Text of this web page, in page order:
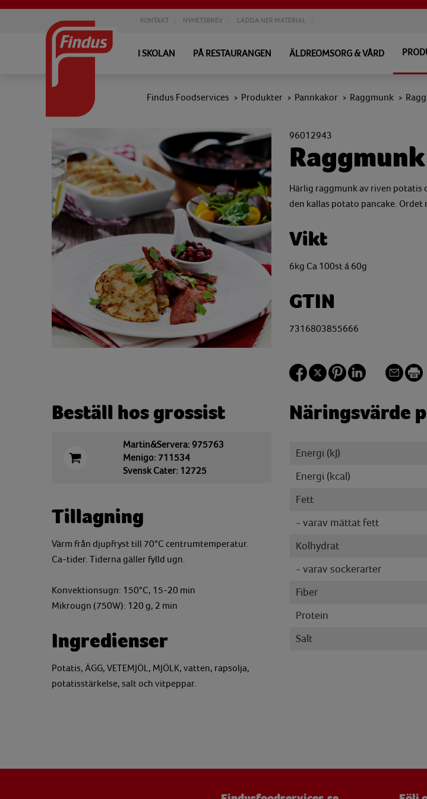
KONTAKT NYHETSBREV LADDA NER MATERIAL
I SKOLAN PÅ RESTAURANGEN ÄLDREOMSORG & VÅRD
Findus Foodservices > Produkter > Pannkakor > Raggmunk >
96012943
Härlig raggmunk av riven potatis
den kallas potato pancake.
Vikt
6kg Ca 100st á 60g
GTIN
7316803855666
Beställ hos grossist
Martin&Servera: 975763
Menigo: 711534
Svensk Cater: 12725
Tillagning
Värm från djupfryst till 70°C centrumtemperatur.
Ca-tider. Tiderna gäller fylld ugn.
Konvektionsugn: 150°C, 15-20 min
Mikrougn (750W): 120 g, 2 min
Ingredienser
Potatis, ÄGG, VETEMJÖL, MJÖLK, vatten, rapsolja,
potatisstärkelse, salt och vitpeppar.
Näringsvärde
Energi (kJ)
Energi (kcal)
Fett
- varav mättat fett
Kolhydrat
- varav sockerarter
Fiber
Protein
Salt